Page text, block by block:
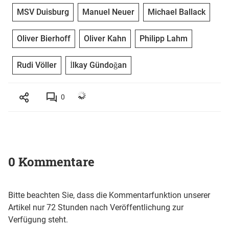
MSV Duisburg Manuel Neuer Michael Ballack
Oliver Bierhoff Oliver Kahn Philipp Lahm
Rudi Völler İlkay Gündoğan
0
0 Kommentare
Bitte beachten Sie, dass die Kommentarfunktion unserer
Artikel nur 72 Stunden nach Veröffentlichung zur
Verfügung steht.